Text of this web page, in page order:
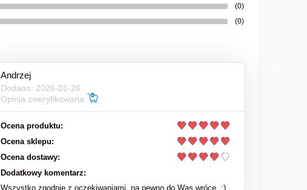
(0)
(0)
Andrzej
Dodano: 2026-01-26
Opinia zweryfikowana
Ocena produktu:
Ocena sklepu:
Ocena dostawy:
Dodatkowy komentarz:
Wszystko zgodnie z oczekiwaniami, na pewno do Was wrócę. :)